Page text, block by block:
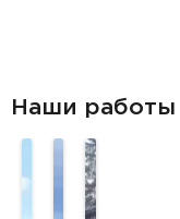
Наши работы